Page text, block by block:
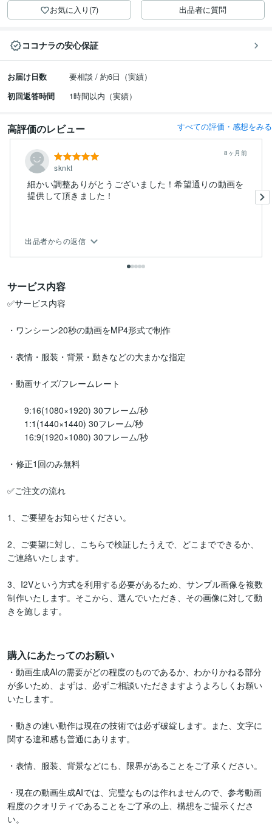
お気に入り(7) 出品者に質問
ココナラの安心保証
お届け日数
要相談 / 約6日（実績）
初回返答時間
1時間以内（実績）
高評価のレビュー すべての評価・感想をみる
sknkt
8ヶ月前
細かい調整ありがとうございました！希望通りの動画を
提供して頂きました！
出品者からの返信
サービス内容
✅サービス内容
・ワンシーン20秒の動画をMP4形式で制作
・表情・服装・背景・動きなどの大まかな指定
・動画サイズ/フレームレート
・修正1回のみ無料
✅ご注文の流れ
1、ご要望をお知らせください。
2、ご要望に対し、こちらで検証したうえで、どこまでできるか、
ご連絡いたします。
3、I2Vという方式を利用する必要があるため、サンプル画像を複数
制作いたします。そこから、選んでいただき、その画像に対して動
きを施します。
購入にあたってのお願い
・動画生成AIの需要がどの程度のものであるか、わかりかねる部分
が多いため、まずは、必ずご相談いただきますようよろしくお願い
いたします。
・動きの速い動作は現在の技術では必ず破綻します。また、文字に
関する違和感も普通にあります。
・表情、服装、背景などにも、限界があることをご了承ください。
・現在の動画生成AIでは、完璧なものは作れませんので、参考動画
程度のクオリティであることをご了承の上、構想をご提示くださ
い。